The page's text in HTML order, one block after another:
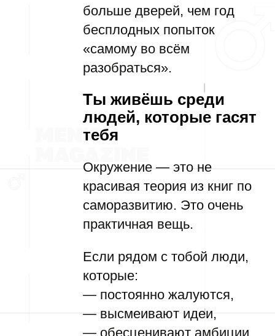
больше дверей, чем год
бесплодных попыток
«самому во всём
разобраться».
Ты живёшь среди
людей, которые гасят
тебя
Окружение — это не
красивая теория из книг по
саморазвитию. Это очень
практичная вещь.
Если рядом с тобой люди,
которые:
— постоянно жалуются,
— высмеивают идеи,
— обесценивают амбиции,